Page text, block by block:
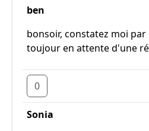
ben
bonsoir, constatez moi par
toujour en attente d'une
0
Sonia